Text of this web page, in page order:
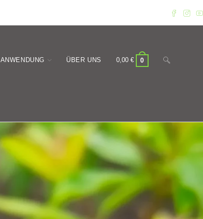
ANWENDUNG ÜBER UNS 0,00 € 0 Website-